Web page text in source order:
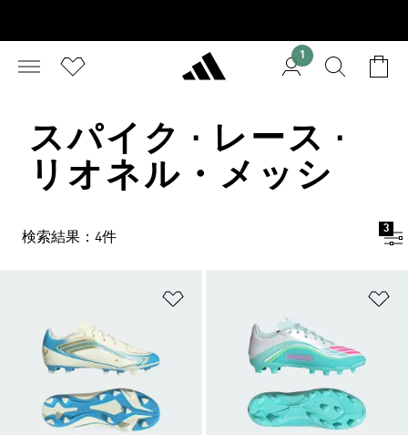
1
スパイク · レース ·
リオネル・メッシ
検索結果：4件
3